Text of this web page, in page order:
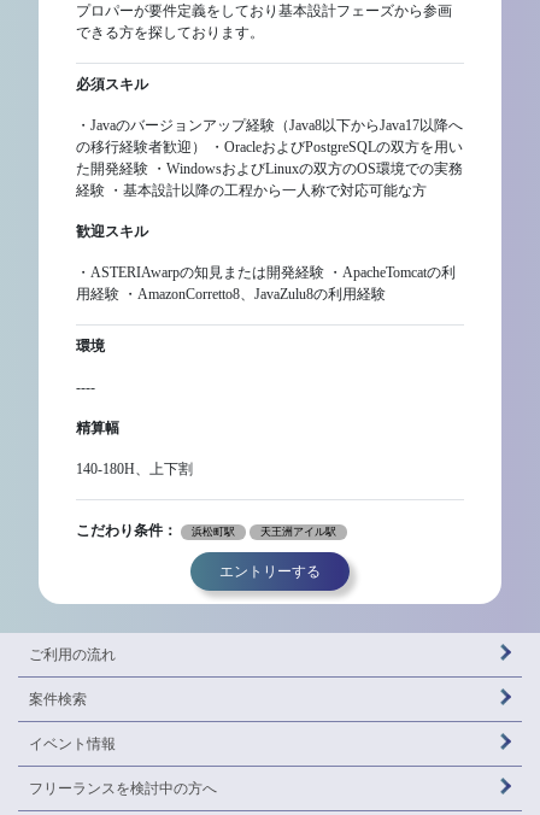
プロパーが要件定義をしており基本設計フェーズから参画
できる方を探しております。
必須スキル
・Javaのバージョンアップ経験（Java8以下からJava17以降へ
の移行経験者歓迎） ・OracleおよびPostgreSQLの双方を用い
た開発経験 ・WindowsおよびLinuxの双方のOS環境での実務
経験 ・基本設計以降の工程から一人称で対応可能な方
歓迎スキル
・ASTERIAwarpの知見または開発経験 ・ApacheTomcatの利
用経験 ・AmazonCorretto8、JavaZulu8の利用経験
環境
----
精算幅
140-180H、上下割
こだわり条件： 浜松町駅 天王洲アイル駅
エントリーする
ご利用の流れ
案件検索
イベント情報
フリーランスを検討中の方へ